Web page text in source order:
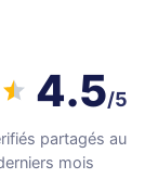
4.5/5
partagés au
mois